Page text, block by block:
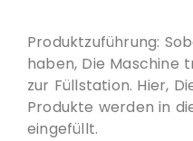
Produktzuführung:
haben, Die Maschine
zur Füllstation. Hier,
Produkte werden in
eingefüllt.